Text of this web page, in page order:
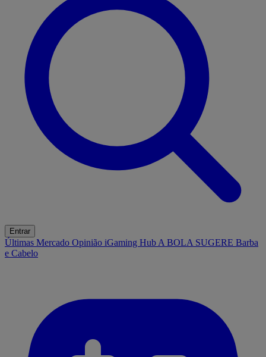
Entrar
Últimas Mercado Opinião iGaming Hub A BOLA SUGERE Barba
e Cabelo